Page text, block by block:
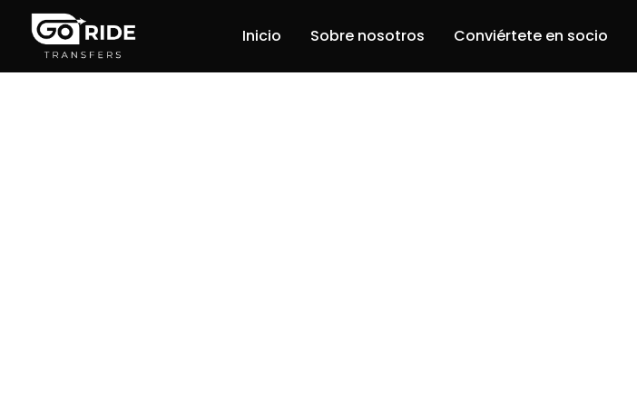
Inicio Sobre nosotros Conviértete en socio